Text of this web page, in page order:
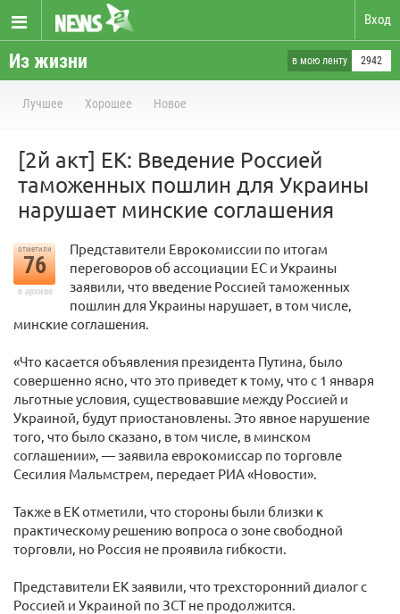
Вход
Из жизни в мою ленту 2942
Лучшее Хорошее Новое
[2й акт] ЕК: Введение Россией
таможенных пошлин для Украины
нарушает минские соглашения
отметили
76
в архиве
Представители Еврокомиссии по итогам
переговоров об ассоциации ЕС и Украины
заявили, что введение Россией таможенных
пошлин для Украины нарушает, в том числе,
минские соглашения.
«Что касается объявления президента Путина, было
совершенно ясно, что это приведет к тому, что с 1 января
льготные условия, существовавшие между Россией и
Украиной, будут приостановлены. Это явное нарушение
того, что было сказано, в том числе, в минском
соглашении», — заявила еврокомиссар по торговле
Сесилия Мальмстрем, передает РИА «Новости».
Также в ЕК отметили, что стороны были близки к
практическому решению вопроса о зоне свободной
торговли, но Россия не проявила гибкости.
Представители ЕК заявили, что трехсторонний диалог с
Россией и Украиной по ЗСТ не продолжится.